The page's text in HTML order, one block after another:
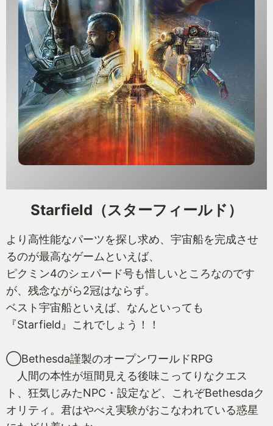
Starfield（スターフィールド）
より高性能なパーツを探し求め、宇宙船を完成させ
るのが最高なゲームといえば、
ピクミン4のシェパード号も惜しいところなのです
が、残念ながら2冠はならず。
ベスト宇宙船といえば、なんといっても
『Starfield』これでしょう！！
◯Bethesda謹製のオープンワールドRPG
人間の本性が垣間見える後味こってりなクエス
ト、狂気じみたNPC・設定など、これぞBethesdaク
オリティ。君はやべえ実験がおこなわれている惑星